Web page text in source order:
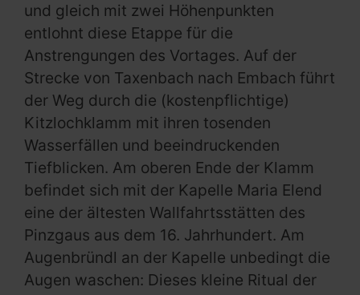
und gleich mit zwei Höhenpunkten
entlohnt diese Etappe für die
Anstrengungen des Vortages. Auf der
Strecke von Taxenbach nach Embach führt
der Weg durch die (kostenpflichtige)
Kitzlochklamm mit ihren tosenden
Wasserfällen und beeindruckenden
Tiefblicken. Am oberen Ende der Klamm
befindet sich mit der Kapelle Maria Elend
eine der ältesten Wallfahrtsstätten des
Pinzgaus aus dem 16. Jahrhundert. Am
Augenbründl an der Kapelle unbedingt die
Augen waschen: Dieses kleine Ritual der